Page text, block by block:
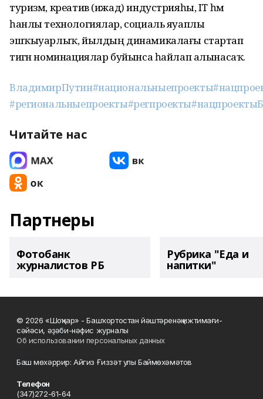
туризм, креатив (ижад) индустрияһы, IT һәм
һанлы технологиялар, социаль яуаплы
эшҡыуарлыҡ, йылдың динамикалағы стартап
тигән номинациялар буйынса һайлап алынасаҡ.
ВладимирПутин#национальныепроекты
#региональныепроекты#регпроекты
Читайте нас
Партнеры
Фотобанк
журналистов РБ
Рубрика "Еда и
напитки"
© 2026 «Шоңҡар» - Башҡортостан йәштәренәң ижтимағи-
сәйәси, әҙәби-нәфис журналы
Об использовании персональных данных
Баш мөхәррир: Айгиз Ғиззәт улы Баймөхәмәтов
Телефон
(347)272-61-64